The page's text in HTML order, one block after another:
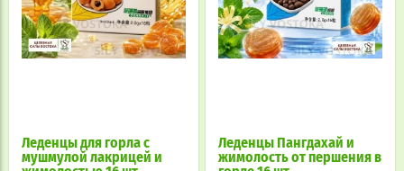
Леденцы для горла с
мушмулой лакрицей и
Леденцы Пангдахай и
жимолость от першения в